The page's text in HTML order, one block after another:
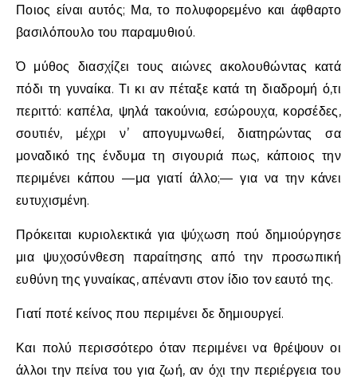
Ποιος είναι αυτός; Μα, το πολυφορεμένο και άφθαρτο
βασιλόπουλο του παραμυθιού.
Ό μύθος διασχίζει τους αιώνες ακολουθώντας κατά
πόδι τη γυναίκα. Τι κι αν πέταξε κατά τη διαδρομή ό,τι
περιττό: καπέλα, ψηλά τακούνια, εσώρουχα, κορσέδες,
σουτιέν, μέχρι ν’ απογυμνωθεί, διατηρώντας σα
μοναδικό της ένδυμα τη σιγουριά πως, κάποιος την
περιμένει κάπου —μα γιατί άλλο;— για να την κάνει
ευτυχισμένη.
Πρόκειται κυριολεκτικά για ψύχωση πού δημιούργησε
μια ψυχοσύνθεση παραίτησης από την προσωπική
ευθύνη της γυναίκας, απέναντι στον ίδιο τον εαυτό της.
Γιατί ποτέ κείνος που περιμένει δε δημιουργεί.
Και πολύ περισσότερο όταν περιμένει να θρέψουν οι
άλλοι την πείνα του για ζωή, αν όχι την περιέργεια του